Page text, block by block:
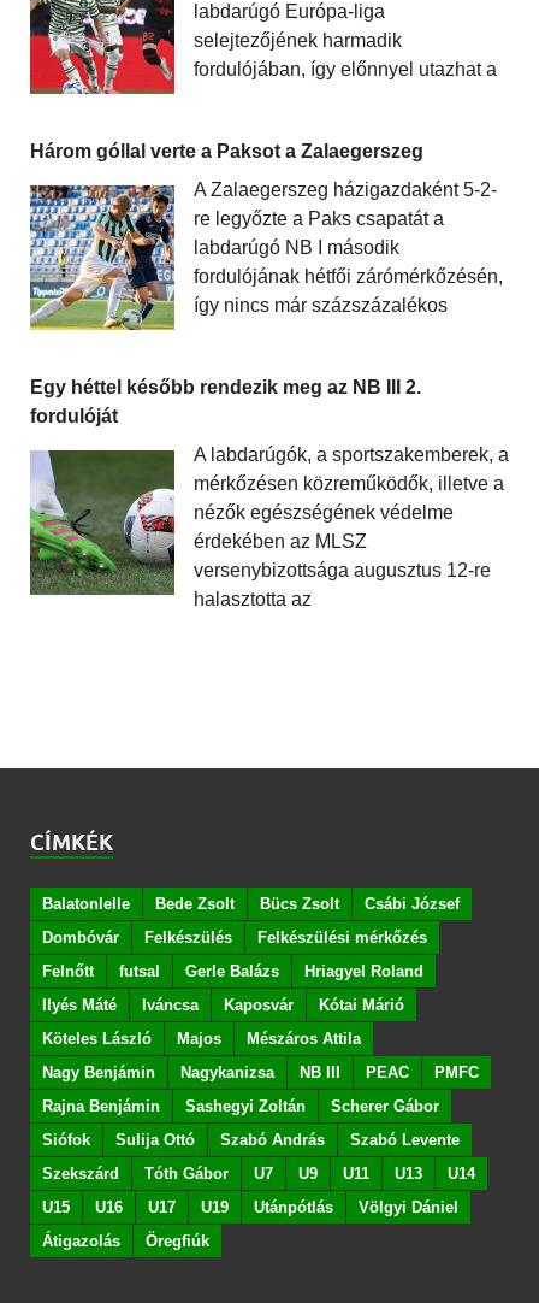
labdarúgó Európa-liga
selejtezőjének harmadik
fordulójában, így előnnyel utazhat a
Három góllal verte a Paksot a Zalaegerszeg
A Zalaegerszeg házigazdaként 5-2-
re legyőzte a Paks csapatát a
labdarúgó NB I második
fordulójának hétfői zárómérkőzésén,
így nincs már százszázalékos
Egy héttel később rendezik meg az NB III 2.
fordulóját
A labdarúgók, a sportszakemberek, a
mérkőzésen közreműködők, illetve a
nézők egészségének védelme
érdekében az MLSZ
versenybizottsága augusztus 12-re
halasztotta az
CÍMKÉK
Balatonlelle Bede Zsolt Bücs Zsolt
Csábi József
Dombóvár
Felkészülés
Felkészülési mérkőzés
Felnőtt
futsal Gerle Balázs
Hriagyel Roland
Ilyés Máté
Iváncsa Kaposvár
Kótai Márió
Köteles László
Majos
Mészáros Attila
Nagy Benjámin
Nagykanizsa NB III PEAC
PMFC
Rajna Benjámin
Sashegyi Zoltán
Scherer Gábor
Siófok
Sulija Ottó Szabó András
Szabó Levente
Szekszárd
Tóth Gábor U7 U9 U11 U13
U14
U15
U16 U17 U19 Utánpótlás
Völgyi Dániel
Átigazolás
Öregfiúk